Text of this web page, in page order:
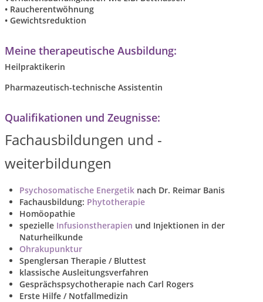
• Raucherentwöhnung
• Gewichtsreduktion
Meine therapeutische Ausbildung:
Heilpraktikerin
Pharmazeutisch-technische Assistentin
Qualifikationen und Zeugnisse:
Fachausbildungen und -
weiterbildungen
Psychosomatische Energetik nach Dr. Reimar Banis
Fachausbildung: Phytotherapie
Homöopathie
spezielle Infusionstherapien und Injektionen in der
Naturheilkunde
Ohrakupunktur
Spenglersan Therapie / Bluttest
klassische Ausleitungsverfahren
Gesprächspsychotherapie nach Carl Rogers
Erste Hilfe / Notfallmedizin